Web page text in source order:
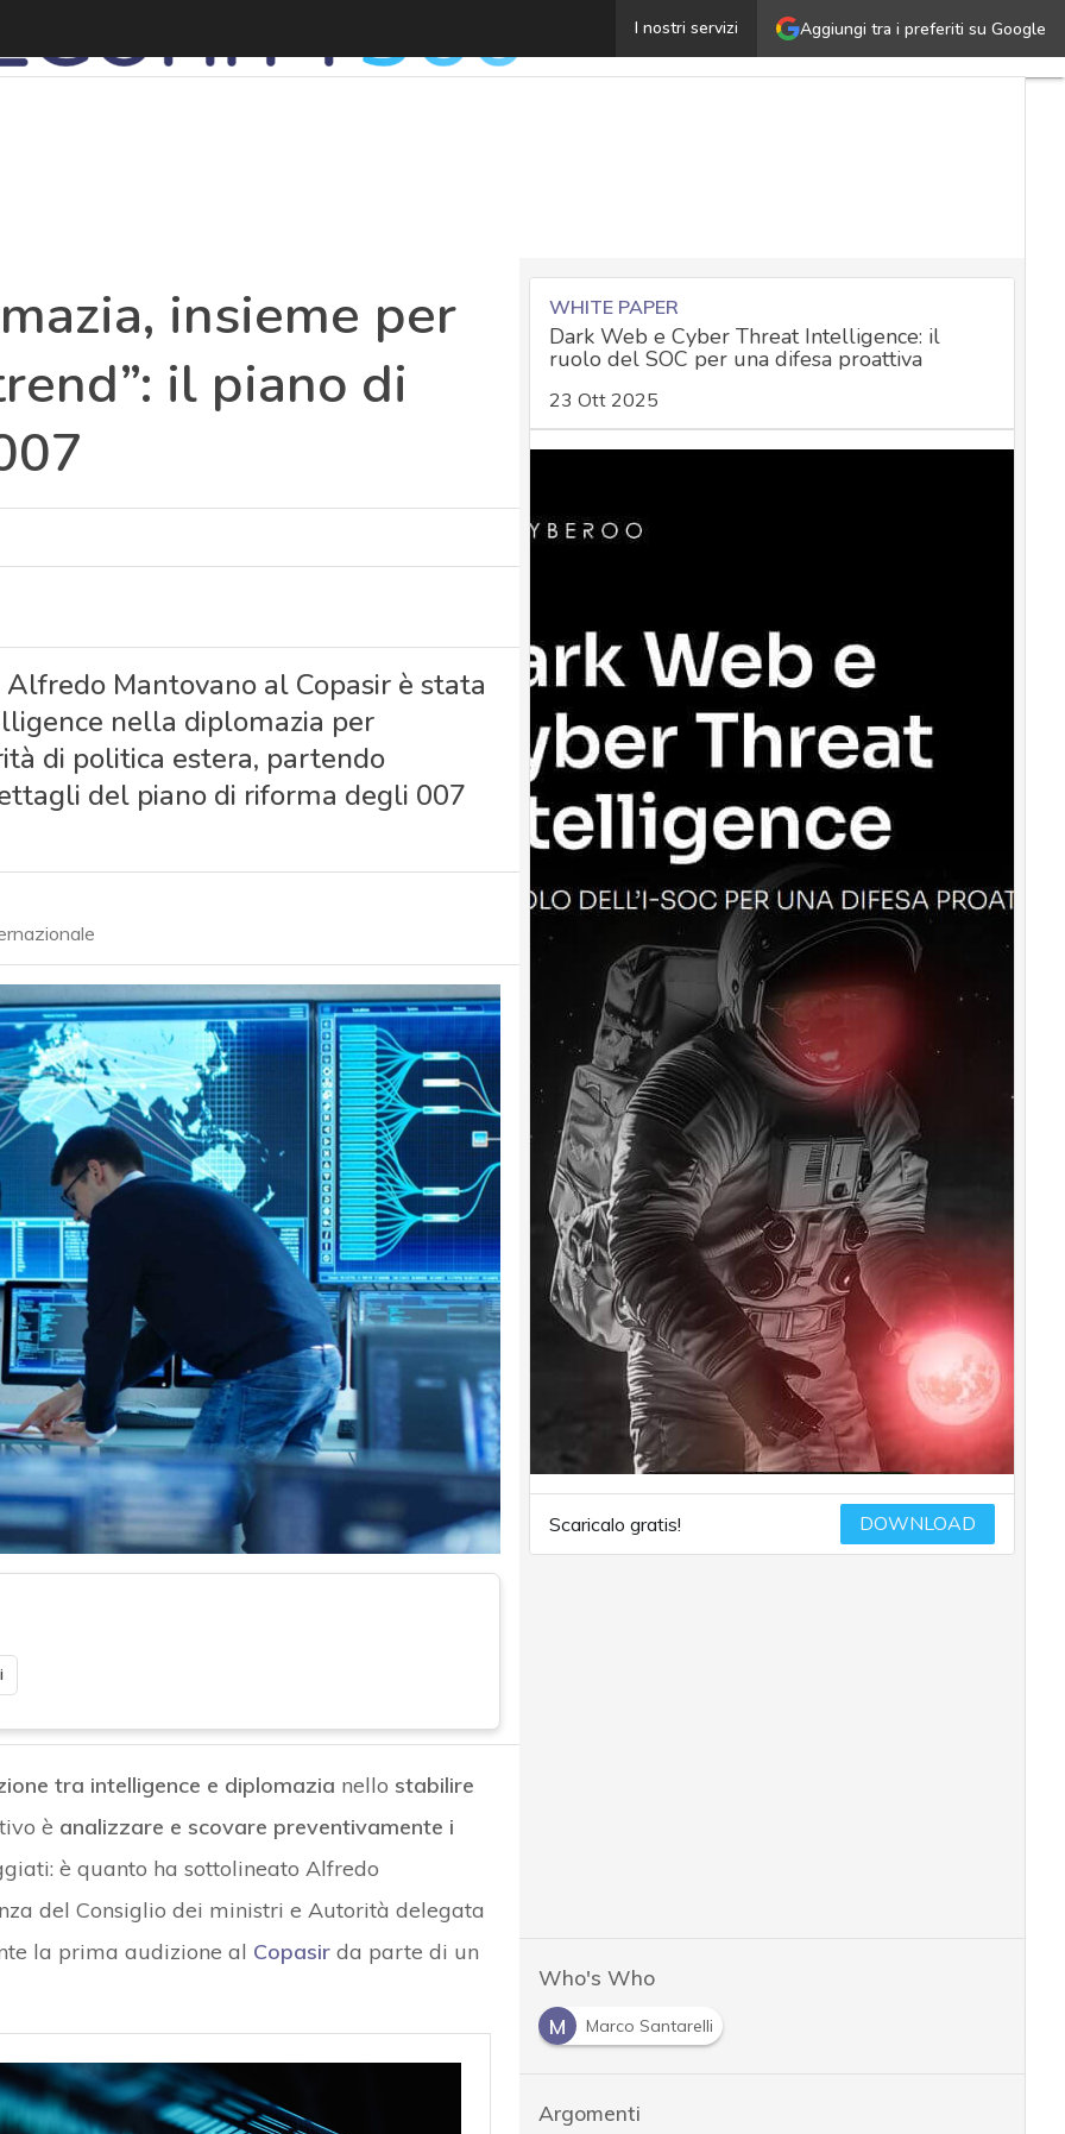
Aggiungi tra i preferiti su Google
I nostri servizi
Intelligence e diplomazia, insieme per anticipare i
insieme per
il piano di
Mantovano al Copasir è stata
nella diplomazia per
di politica estera, partendo
del piano di riforma degli 007
tra intelligence e diplomazia nello stabilire
è analizzare e scovare preventivamente i
è quanto ha sottolineato Alfredo
del Consiglio dei ministri e Autorità delegata
la prima audizione al Copasirda parte di un
WHITE PAPER
Dark Web e Cyber Threat Intelligence: il
ruolo del SOC per una difesa proattiva
23 Ott 2025
Scaricalo gratis! DOWNLOAD
Who's Who
M
Marco Santarelli
Argomenti